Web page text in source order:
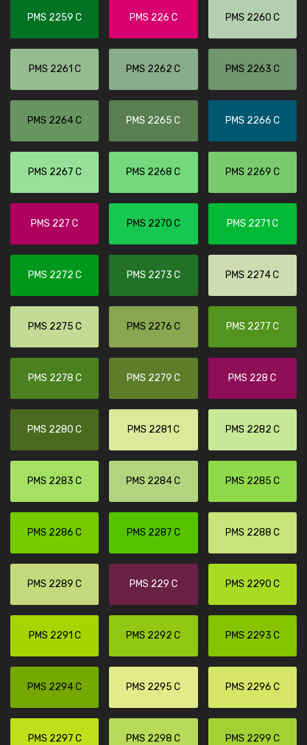
PMS 2259 C PMS 226 C PMS 2260 C
PMS 2261 C PMS 2262 C PMS 2263 C
PMS 2264 C PMS 2265 C PMS 2266 C
PMS 2267 C PMS 2268 C PMS 2269 C
PMS 227 C PMS 2270 C PMS 2271 C
PMS 2272 C PMS 2273 C PMS 2274 C
PMS 2275 C PMS 2276 C PMS 2277 C
PMS 2278 C PMS 2279 C PMS 228 C
PMS 2280 C PMS 2281 C PMS 2282 C
PMS 2283 C PMS 2284 C PMS 2285 C
PMS 2286 C PMS 2287 C PMS 2288 C
PMS 2289 C PMS 229 C PMS 2290 C
PMS 2291 C PMS 2292 C PMS 2293 C
PMS 2294 C PMS 2295 C PMS 2296 C
PMS 2297 C PMS 2298 C PMS 2299 C